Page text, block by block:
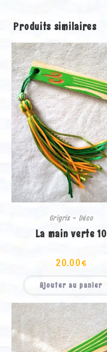
Produits similaires
Grigris - Déco
La main verte 10
20.00€
Ajouter au panier